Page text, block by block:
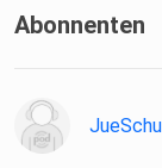
Abonnenten
JueSchu